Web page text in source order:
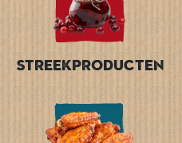
Streekproducten